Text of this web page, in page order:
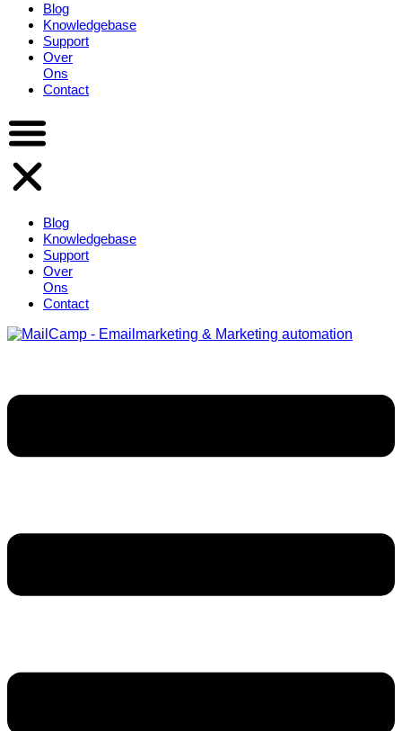
Blog
Knowledgebase
Support
Over
Ons
Contact
Blog
Knowledgebase
Support
Over
Ons
Contact